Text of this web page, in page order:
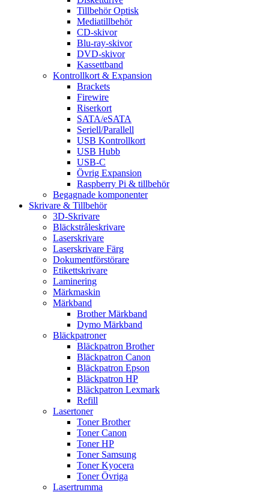
Tillbehör Optisk
Mediatillbehör
CD-skivor
Blu-ray-skivor
DVD-skivor
Kassettband
Kontrollkort & Expansion
Brackets
Firewire
Riserkort
SATA/eSATA
Seriell/Parallell
USB Kontrollkort
USB Hubb
USB-C
Övrig Expansion
Raspberry Pi & tillbehör
Begagnade komponenter
Skrivare & Tillbehör
3D-Skrivare
Bläckstråleskrivare
Laserskrivare
Laserskrivare Färg
Dokumentförstörare
Etikettskrivare
Laminering
Märkmaskin
Märkband
Brother Märkband
Dymo Märkband
Bläckpatroner
Bläckpatron Brother
Bläckpatron Canon
Bläckpatron Epson
Bläckpatron HP
Bläckpatron Lexmark
Refill
Lasertoner
Toner Brother
Toner Canon
Toner HP
Toner Samsung
Toner Kyocera
Toner Övriga
Lasertrumma